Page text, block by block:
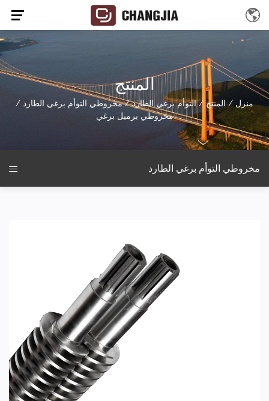
المنتج
منزل / المنتج/التوأم برغي الطارد/مخروطي التوأم برغي الطارد /
مخروطي برميل برغي
مخروطي التوأم برغي الطارد